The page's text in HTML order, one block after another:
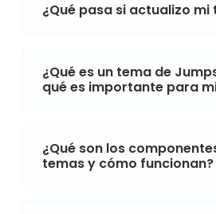
¿Qué pasa si actualizo mi
¿Qué es un tema de
qué es importante para
¿Qué son los
temas y cómo funcionan?